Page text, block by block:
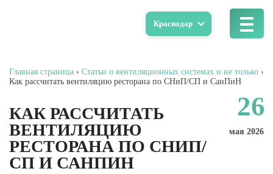
Краснодар
Главная страница › Статьи о вентиляционных системах и не только ›
Как рассчитать вентиляцию ресторана по СНиП/СП и СанПиН
КАК РАССЧИТАТЬ
ВЕНТИЛЯЦИЮ
РЕСТОРАНА ПО СНИП/
СП И САНПИН
26
мая 2026